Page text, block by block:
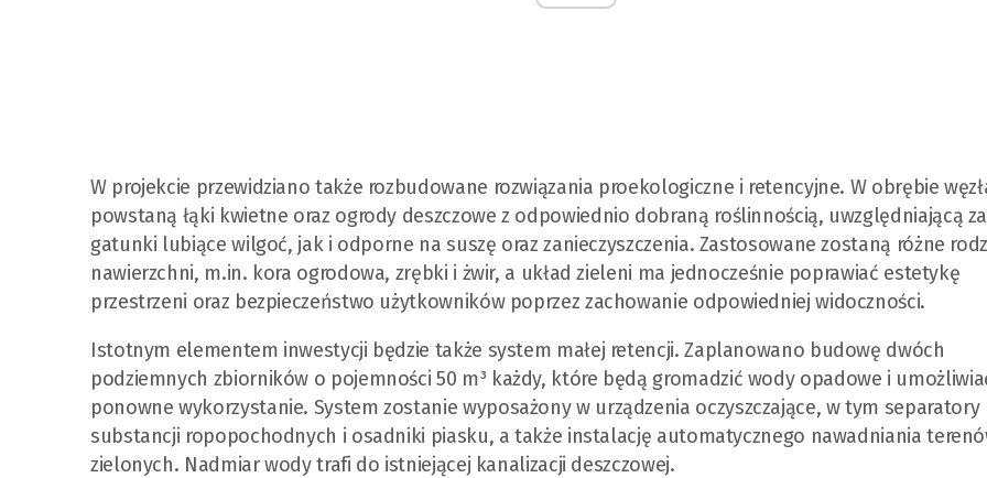
W projekcie przewidziano także rozbudowane rozwiązania proekologiczne i retencyjne. W obrębie
powstaną łąki kwietne oraz ogrody deszczowe z odpowiednio dobraną roślinnością, uwzględniającą
gatunki lubiące wilgoć, jak i odporne na suszę oraz zanieczyszczenia. Zastosowane zostaną różne
nawierzchni, m.in. kora ogrodowa, zrębki i żwir, a układ zieleni ma jednocześnie poprawiać estetykę
przestrzeni oraz bezpieczeństwo użytkowników poprzez zachowanie odpowiedniej widoczności.
Istotnym elementem inwestycji będzie także system małej retencji. Zaplanowano budowę dwóch
podziemnych zbiorników o pojemności 50 m³ każdy, które będą gromadzić wody opadowe i
ponowne wykorzystanie. System zostanie wyposażony w urządzenia oczyszczające, w tym separatory
substancji ropopochodnych i osadniki piasku, a także instalację automatycznego nawadniania
zielonych. Nadmiar wody trafi do istniejącej kanalizacji deszczowej.